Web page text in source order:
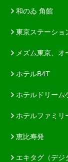
和のゐ 角館
東京ステーショ
メズム東京、
ホテルB4T
ホテルドリーム
ホテルファミリ
恵比寿発
エキタグ（デジ